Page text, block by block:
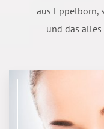
aus Eppelborn,
und das alles